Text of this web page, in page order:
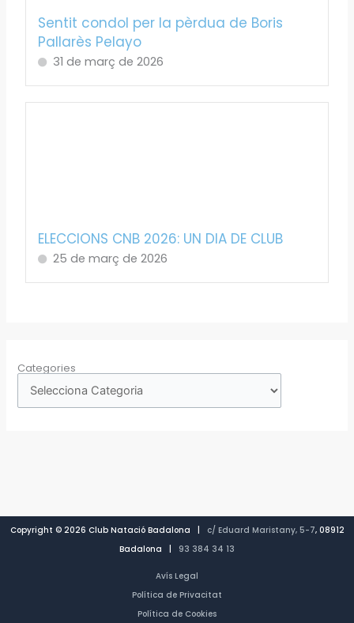
Sentit condol per la pèrdua de Boris
Pallarès Pelayo
31 de març de 2026
ELECCIONS CNB 2026: UN DIA DE CLUB
25 de març de 2026
Categories
Copyright © 2026 Club Natació Badalona | c/ Eduard Maristany, 5-7, 08912
Badalona | 93 384 34 13
Avís Legal
Política de Privacitat
Política de Cookies